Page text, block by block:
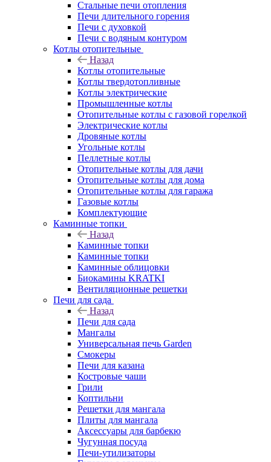
Стальные печи отопления
Печи длительного горения
Печи с духовкой
Печи с водяным контуром
Котлы отопительные
Назад
Котлы отопительные
Котлы твердотопливные
Котлы электрические
Промышленные котлы
Отопительные котлы с газовой горелкой
Электрические котлы
Дровяные котлы
Угольные котлы
Пеллетные котлы
Отопительные котлы для дачи
Отопительные котлы для дома
Отопительные котлы для гаража
Газовые котлы
Комплектующие
Каминные топки
Назад
Каминные топки
Каминные топки
Каминные облицовки
Биокамины KRATKI
Вентиляционные решетки
Печи для сада
Назад
Печи для сада
Мангалы
Универсальная печь Garden
Смокеры
Печи для казана
Костровые чаши
Грили
Коптильни
Решетки для мангала
Плиты для мангала
Аксессуары для барбекю
Чугунная посуда
Печи-утилизаторы